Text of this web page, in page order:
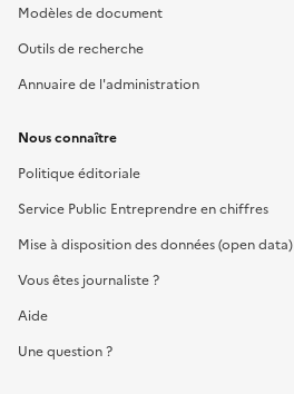
Modèles de document
Outils de recherche
Annuaire de l'administration
Nous connaître
Politique éditoriale
Service Public Entreprendre en chiffres
Mise à disposition des données (open data)
Vous êtes journaliste ?
Aide
Une question ?